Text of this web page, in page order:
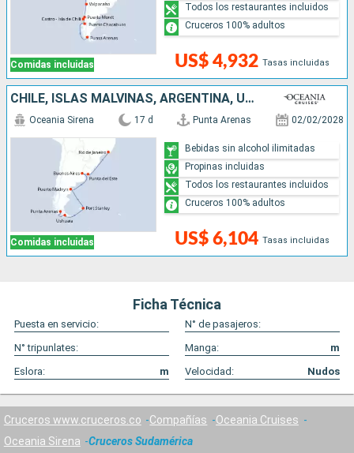
Comidas incluidas US$ 4,932 Tasas incluidas
Todos los restaurantes incluidos
Cruceros 100% adultos
CHILE, ISLAS MALVINAS, ARGENTINA, URUGUAY, BRASIL
Comidas incluidas
Oceania Sirena 17 d Punta Arenas 02/02/2028
US$ 6,104 Tasas incluidas
Bebidas sin alcohol ilimitadas
Propinas incluidas
Todos los restaurantes incluidos
Cruceros 100% adultos
Ficha Técnica
Puesta en servicio:
N° de pasajeros:
N° tripunlates:
Manga:
m
Eslora:
m Velocidad: Nudos
Cruceros www.cruceros.co Compañías
Oceania Cruises
Oceania Sirena
Cruceros Sudamérica